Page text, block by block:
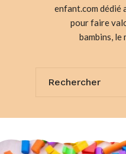
enfant.com dédié
pour faire
bambins, le